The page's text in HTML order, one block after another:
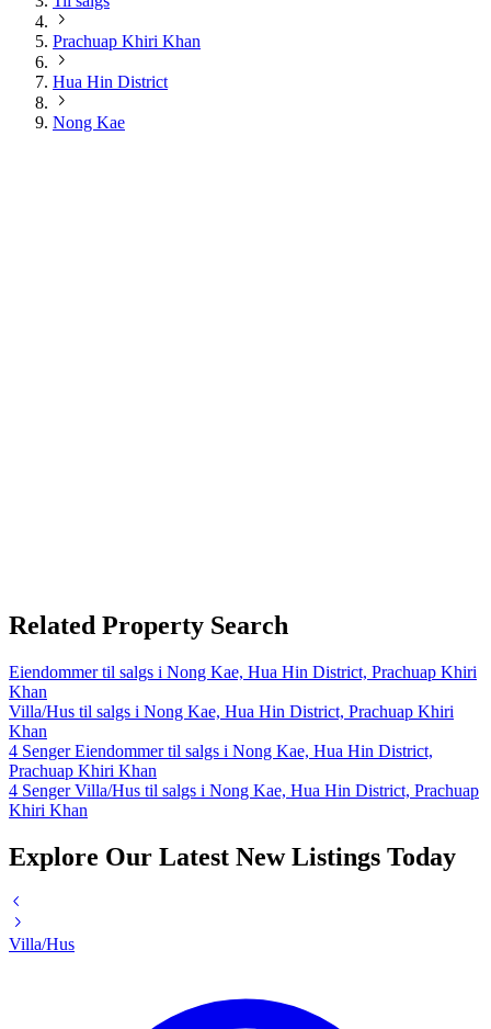
Prachuap Khiri Khan
Hua Hin District
Nong Kae
Related Property Search
Eiendommer til salgs i Nong Kae, Hua Hin District, Prachuap Khiri
Khan
Villa/Hus til salgs i Nong Kae, Hua Hin District, Prachuap Khiri
Khan
4 Senger Eiendommer til salgs i Nong Kae, Hua Hin District,
Prachuap Khiri Khan
4 Senger Villa/Hus til salgs i Nong Kae, Hua Hin District, Prachuap
Khiri Khan
Explore Our Latest New Listings Today
Villa/Hus